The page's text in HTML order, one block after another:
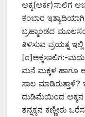
ಅಕ್ಕ(ಅರ್ಕ)ಸಾಲಿಗ
ಕಂಬಾರ ಇತ್ಯಾದಿಯಾಗಿ
ಬ್ರಹ್ಮಾಂಡದ
ತಿಳಿಸುವ ಪ್ರಯತ್ನ
[೧]ಅಕ್ಕಸಾಲಿಗ:-
ಮನೆ ಮಕ್ಕಳ ಹಾಗೂ
ಸಾಲ
ದುಡಿಮೆಯಿಂದ ಅಕ್ಕನ
ತನ್ನಕ್ಕನ ಕಣ್ಣೀರು